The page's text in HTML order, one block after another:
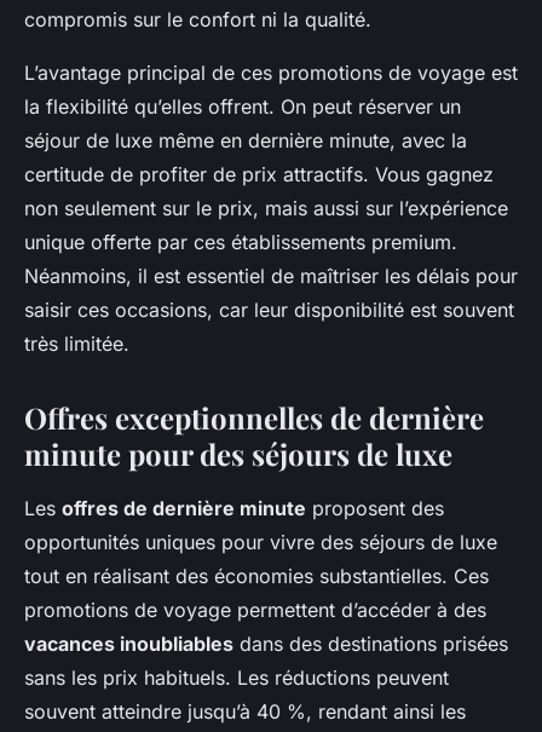
compromis sur le confort ni la qualité.
L’avantage principal de ces promotions de voyage est
la flexibilité qu’elles offrent. On peut réserver un
séjour de luxe même en dernière minute, avec la
certitude de profiter de prix attractifs. Vous gagnez
non seulement sur le prix, mais aussi sur l’expérience
unique offerte par ces établissements premium.
Néanmoins, il est essentiel de maîtriser les délais pour
saisir ces occasions, car leur disponibilité est souvent
très limitée.
Offres exceptionnelles de dernière
minute pour des séjours de luxe
Les offres de dernière minute proposent des
opportunités uniques pour vivre des séjours de luxe
tout en réalisant des économies substantielles. Ces
promotions de voyage permettent d’accéder à des
vacances inoubliables dans des destinations prisées
sans les prix habituels. Les réductions peuvent
souvent atteindre jusqu’à 40 %, rendant ainsi les